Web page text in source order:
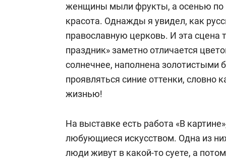
женщины мыли фрукты, а осенью по
красота. Однажды я увидел, как
православную церковь. И эта сцена
праздник» заметно отличается
солнечнее, наполнена золотистыми
проявляться синие оттенки, словно
жизнью!
На выставке есть работа «В
любующиеся искусством. Одна из
люди живут в какой-то суете, а